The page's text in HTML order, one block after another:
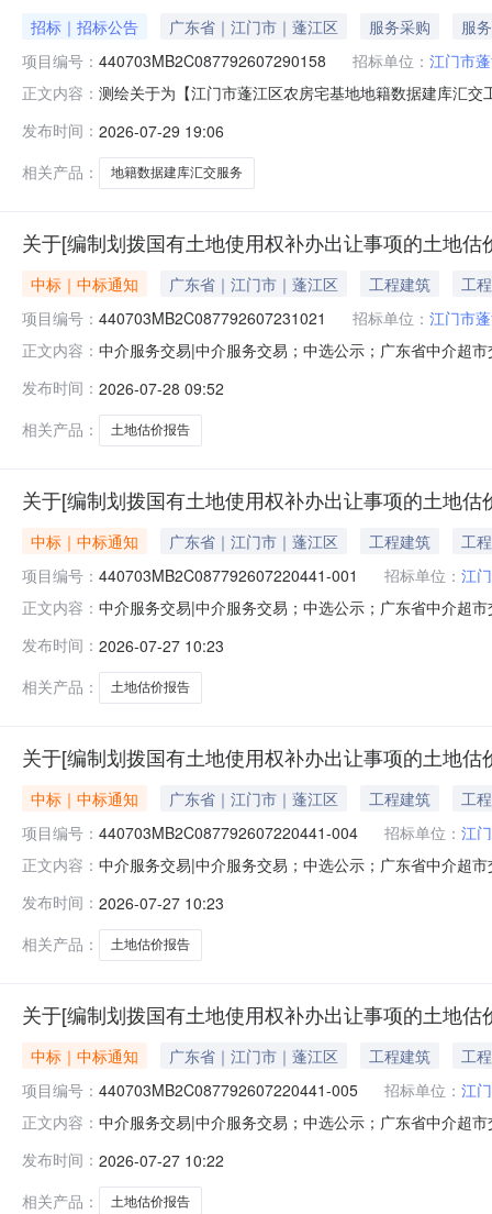
招标｜招标公告 广东省｜江门市｜蓬江区 服务采购
服务
项目编号： 440703MB2C087792607290158 招标单位： 江门市
正文内容： 测绘关于为【江门市蓬江区农房宅基地地籍数据建库汇
服务项目采购）投资审批项目否采购项目编码
库、
发布时间： 2026-07-29 19:06
相关产品：
地籍数据建库汇交服务
关于[编制划拨国有土地使用权补办出让事项的土地
中标｜中标通知 广东省｜江门市｜蓬江区 工程建筑
工程
项目编号： 440703MB2C087792607231021 招标单位： 江门市
正文内容： 中介服务交易|中介服务交易；中选公示；广东省中介超
评估与测算金额说明：本宗地估价服务费=按照《关于土
为计
发布时间： 2026-07-28 09:52
相关产品：
土地估价报告
关于[编制划拨国有土地使用权补办出让事项的土地
中标｜中标通知 广东省｜江门市｜蓬江区 工程建筑
工程
项目编号： 440703MB2C087792607220441-001 招标单位： 江
正文内容： 中介服务交易|中介服务交易；中选公示；广东省中介超
码：服务金额：暂不做评估与测算金额说明：本宗地估
补
发布时间： 2026-07-27 10:23
相关产品：
土地估价报告
关于[编制划拨国有土地使用权补办出让事项的土地
中标｜中标通知 广东省｜江门市｜蓬江区 工程建筑
工程
项目编号： 440703MB2C087792607220441-004 招标单位： 江
正文内容： 中介服务交易|中介服务交易；中选公示；广东省中介超
码：服务金额：暂不做评估与测算金额说明：本宗地估
补
发布时间： 2026-07-27 10:23
相关产品：
土地估价报告
关于[编制划拨国有土地使用权补办出让事项的土地
中标｜中标通知 广东省｜江门市｜蓬江区 工程建筑
工程
项目编号： 440703MB2C087792607220441-005 招标单位： 江
正文内容： 中介服务交易|中介服务交易；中选公示；广东省中介超
码：服务金额：暂不做评估与测算金额说明：本宗地估
补
发布时间： 2026-07-27 10:22
相关产品：
土地估价报告